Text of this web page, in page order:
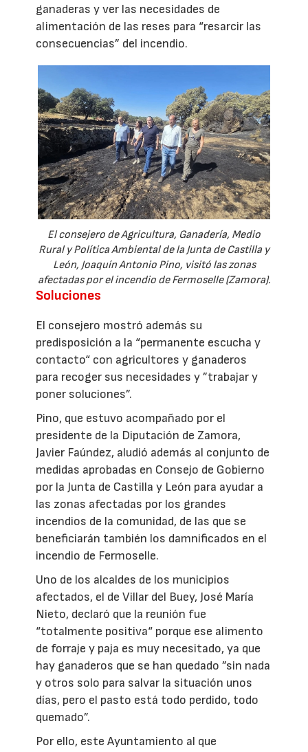
ganaderas y ver las necesidades de
alimentación de las reses para “resarcir las
consecuencias” del incendio.
El consejero de Agricultura, Ganadería, Medio
Rural y Política Ambiental de la Junta de Castilla y
León, Joaquín Antonio Pino, visitó las zonas
afectadas por el incendio de Fermoselle (Zamora).
Soluciones
El consejero mostró además su
predisposición a la “permanente escucha y
contacto“ con agricultores y ganaderos
para recoger sus necesidades y ”trabajar y
poner soluciones”.
Pino, que estuvo acompañado por el
presidente de la Diputación de Zamora,
Javier Faúndez, aludió además al conjunto de
medidas aprobadas en Consejo de Gobierno
por la Junta de Castilla y León para ayudar a
las zonas afectadas por los grandes
incendios de la comunidad, de las que se
beneficiarán también los damnificados en el
incendio de Fermoselle.
Uno de los alcaldes de los municipios
afectados, el de Villar del Buey, José María
Nieto, declaró que la reunión fue
“totalmente positiva“ porque ese alimento
de forraje y paja es muy necesitado, ya que
hay ganaderos que se han quedado ”sin nada
y otros solo para salvar la situación unos
días, pero el pasto está todo perdido, todo
quemado”.
Por ello, este Ayuntamiento al que